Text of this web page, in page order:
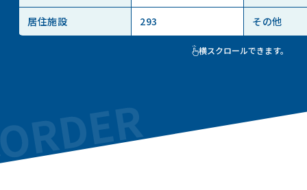
居住施設 293 その他
横スクロールできます。